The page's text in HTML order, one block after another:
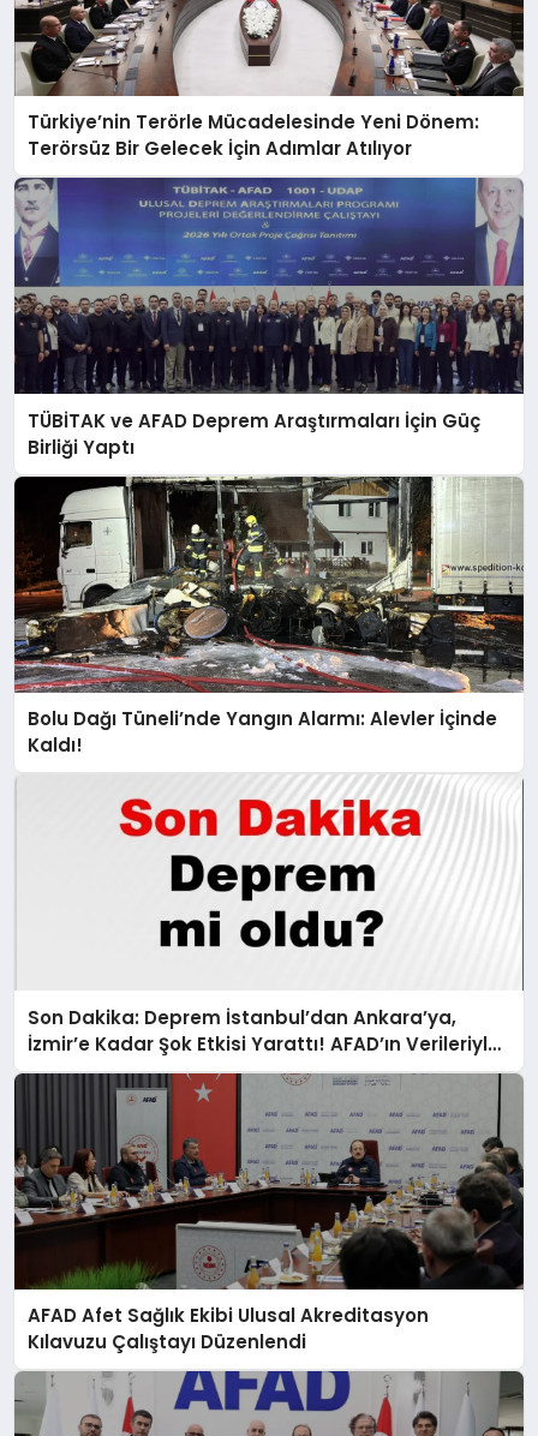
Türkiye’nin Terörle Mücadelesinde Yeni Dönem:
Terörsüz Bir Gelecek İçin Adımlar Atılıyor
TÜBİTAK ve AFAD Deprem Araştırmaları İçin Güç
Birliği Yaptı
Bolu Dağı Tüneli’nde Yangın Alarmı: Alevler İçinde
Kaldı!
Son Dakika: Deprem İstanbul’dan Ankara’ya,
İzmir’e Kadar Şok Etkisi Yarattı! AFAD’ın Verileriyle
Sarsıcı Gelişmeler 6 Ağustos 2026
AFAD Afet Sağlık Ekibi Ulusal Akreditasyon
Kılavuzu Çalıştayı Düzenlendi